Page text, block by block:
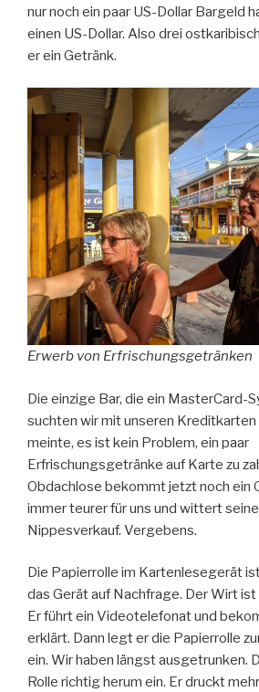
nur noch ein paar US-Dollar Bargeld
einen US-Dollar. Also drei
er ein Getränk.
Erwerb von Erfrischungsgetränken
Die einzige Bar, die ein MasterCard-
suchten wir mit unseren Kreditkarten
meinte, es ist kein Problem, ein paar
Erfrischungsgetränke auf Karte zu
Obdachlose bekommt jetzt noch ein
immer teurer für uns und wittert
Nippesverkauf. Vergebens.
Die Papierrolle im Kartenlesegerät
das Gerät auf Nachfrage. Der Wirt
Er führt ein Videotelefonat und
erklärt. Dann legt er die Papierrolle
ein. Wir haben längst ausgetrunken.
Rolle richtig herum ein. Er druckt